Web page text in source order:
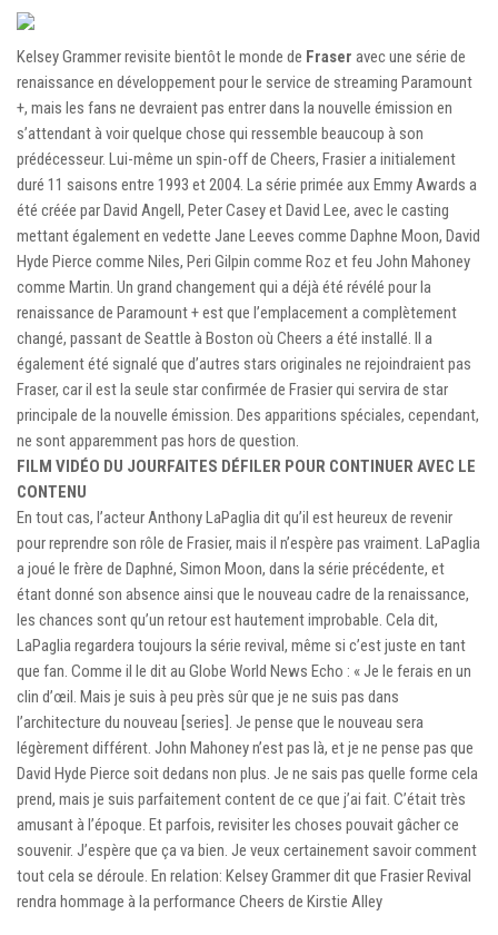
Kelsey Grammer revisite bientôt le monde de Fraser avec une série de
renaissance en développement pour le service de streaming Paramount
+, mais les fans ne devraient pas entrer dans la nouvelle émission en
s’attendant à voir quelque chose qui ressemble beaucoup à son
prédécesseur. Lui-même un spin-off de Cheers, Frasier a initialement
duré 11 saisons entre 1993 et ​​2004. La série primée aux Emmy Awards a
été créée par David Angell, Peter Casey et David Lee, avec le casting
mettant également en vedette Jane Leeves comme Daphne Moon, David
Hyde Pierce comme Niles, Peri Gilpin comme Roz et feu John Mahoney
comme Martin. Un grand changement qui a déjà été révélé pour la
renaissance de Paramount + est que l’emplacement a complètement
changé, passant de Seattle à Boston où Cheers a été installé. Il a
également été signalé que d’autres stars originales ne rejoindraient pas
Fraser, car il est la seule star confirmée de Frasier qui servira de star
principale de la nouvelle émission. Des apparitions spéciales, cependant,
ne sont apparemment pas hors de question.
FILM VIDÉO DU JOUR FAITES DÉFILER POUR CONTINUER AVEC LE
CONTENU
En tout cas, l’acteur Anthony LaPaglia dit qu’il est heureux de revenir
pour reprendre son rôle de Frasier, mais il n’espère pas vraiment. LaPaglia
a joué le frère de Daphné, Simon Moon, dans la série précédente, et
étant donné son absence ainsi que le nouveau cadre de la renaissance,
les chances sont qu’un retour est hautement improbable. Cela dit,
LaPaglia regardera toujours la série revival, même si c’est juste en tant
que fan. Comme il le dit au Globe World News Echo : « Je le ferais en un
clin d’œil. Mais je suis à peu près sûr que je ne suis pas dans
l’architecture du nouveau [series]. Je pense que le nouveau sera
légèrement différent. John Mahoney n’est pas là, et je ne pense pas que
David Hyde Pierce soit dedans non plus. Je ne sais pas quelle forme cela
prend, mais je suis parfaitement content de ce que j’ai fait. C’était très
amusant à l’époque. Et parfois, revisiter les choses pouvait gâcher ce
souvenir. J’espère que ça va bien. Je veux certainement savoir comment
tout cela se déroule. En relation: Kelsey Grammer dit que Frasier Revival
rendra hommage à la performance Cheers de Kirstie Alley